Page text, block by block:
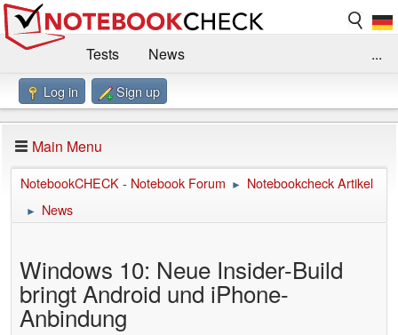
Tests
News
Benchmarks / Technik
Forum
Impressum
...
Log in Sign up
Main Menu
NotebookCHECK - Notebook Forum ► Notebookcheck Artikel
► News
Windows 10: Neue Insider-Build
bringt Android und iPhone-
Anbindung